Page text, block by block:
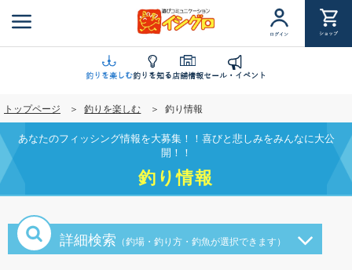
ン
に
移
動
ログイン ショップ
釣りを楽しむ釣りを知る店舗情報セール・イベント
トップページ 釣りを楽しむ 釣り情報
あなたのフィッシング情報を大募集！！喜びと悲しみをみんなに大公
開！！
釣り情報
詳細検索 （釣場・釣り方・釣魚が選択できます）